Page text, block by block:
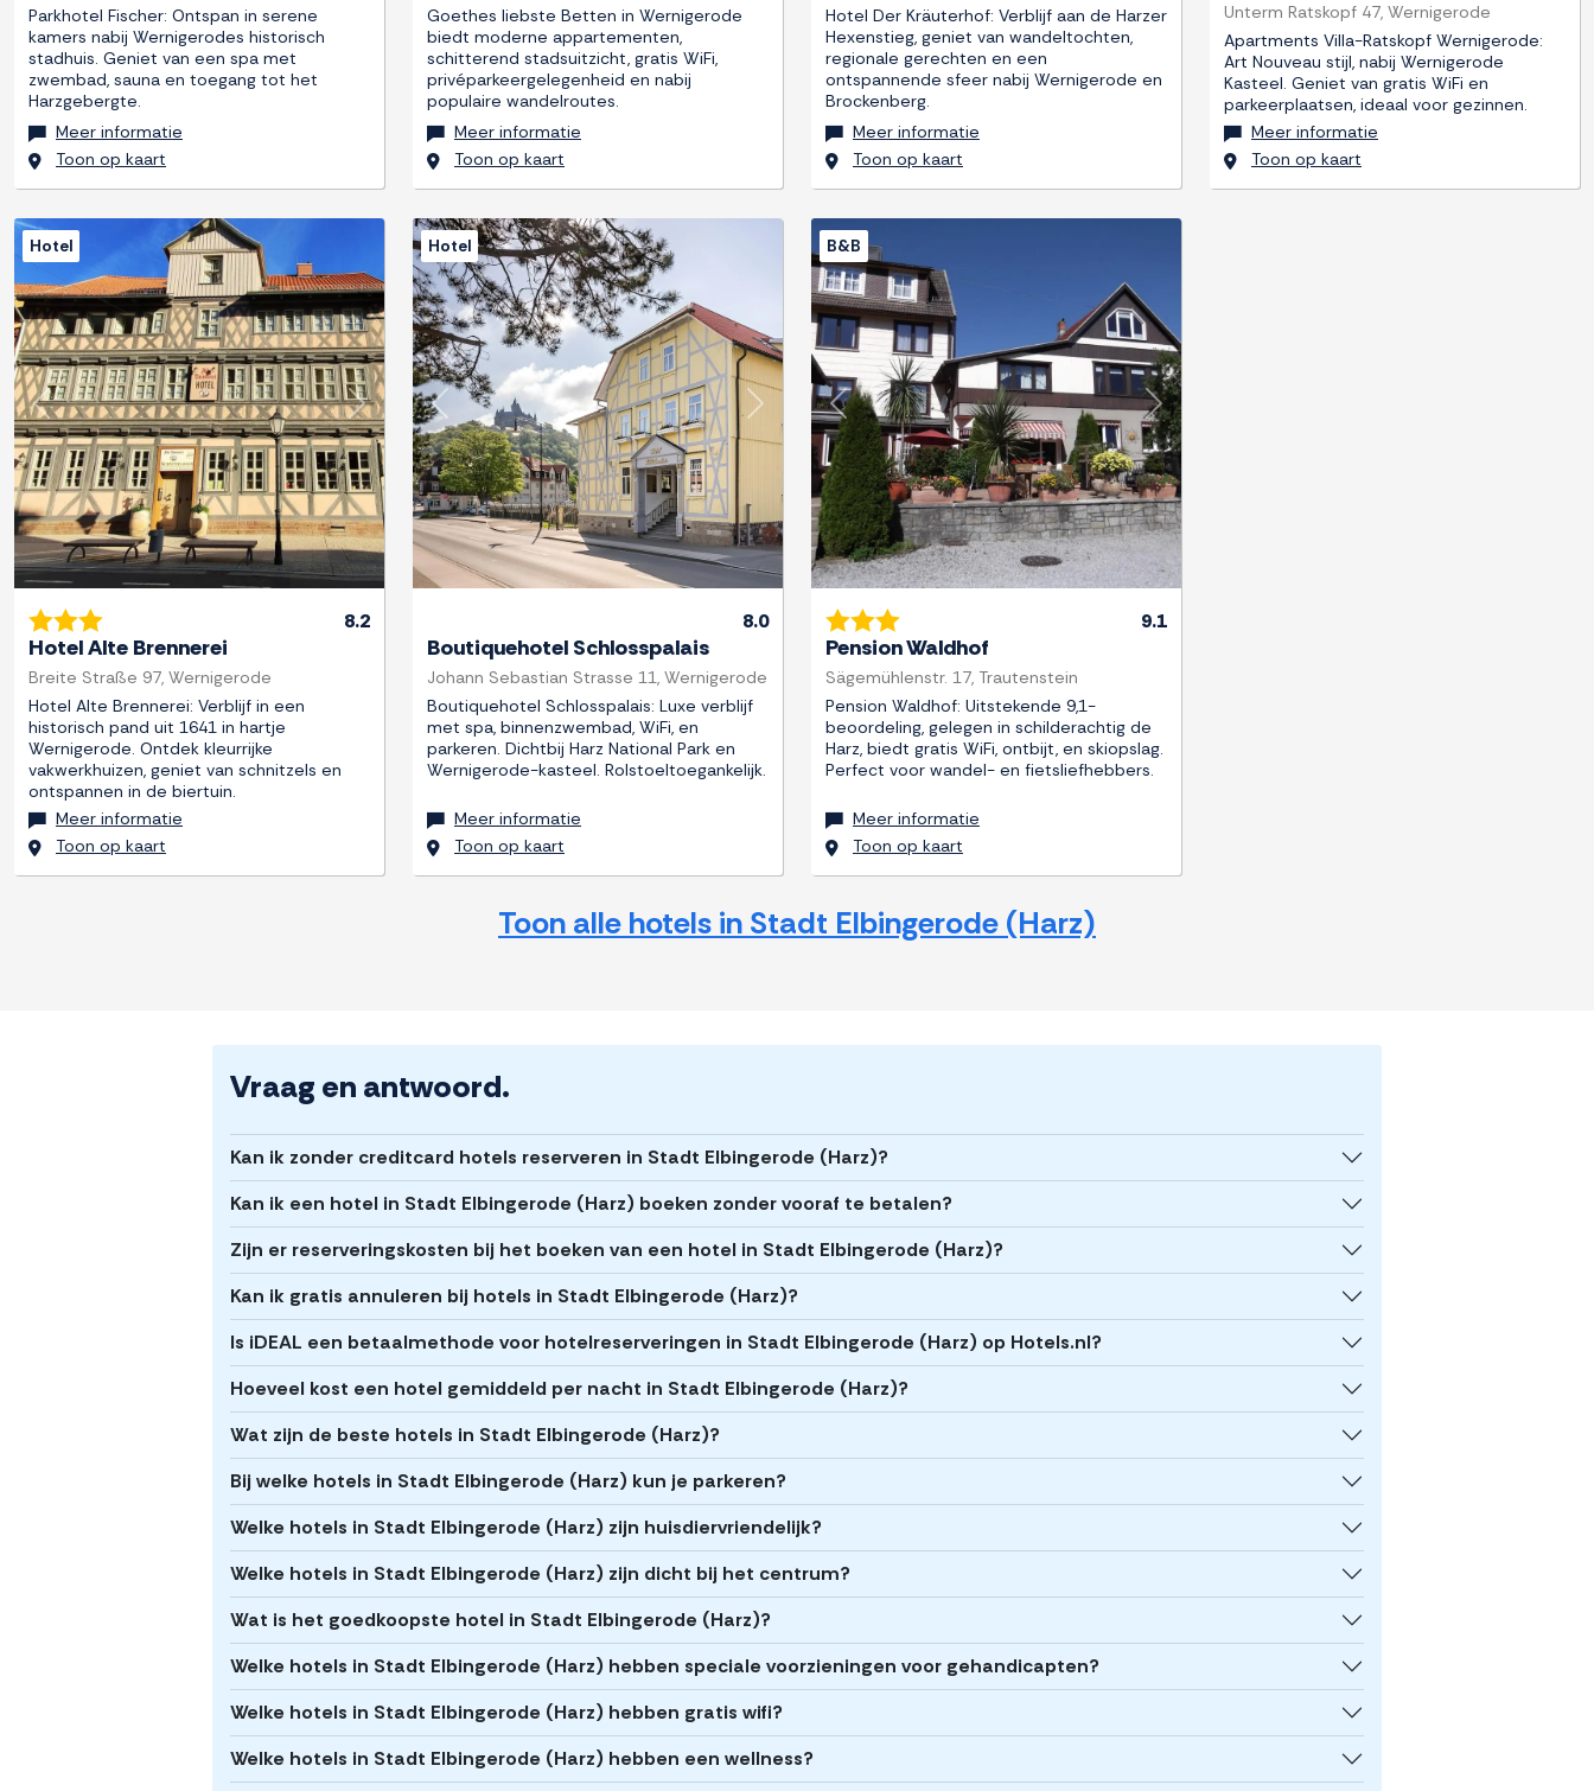
Parkhotel Fischer: Ontspan in serene
kamers nabij Wernigerodes historisch
stadhuis. Geniet van een spa met
zwembad, sauna en toegang tot het
Harzgebergte.
Meer informatie
Toon op kaart
Goethes liebste Betten in Wernigerode
biedt moderne appartementen,
schitterend stadsuitzicht, gratis WiFi,
privéparkeergelegenheid en nabij
populaire wandelroutes.
Meer informatie
Toon op kaart
Hotel Der Kräuterhof: Verblijf aan de Harzer
Hexenstieg, geniet van wandeltochten,
regionale gerechten en een
ontspannende sfeer nabij Wernigerode en
Brockenberg.
Meer informatie
Toon op kaart
Unterm Ratskopf 47, Wernigerode
Apartments Villa-Ratskopf Wernigerode:
Art Nouveau stijl, nabij Wernigerode
Kasteel. Geniet van gratis WiFi en
parkeerplaatsen, ideaal voor gezinnen.
Meer informatie
Toon op kaart
Previous Next
Hotel
8.2
Hotel Alte Brennerei
Breite Straße 97, Wernigerode
Hotel Alte Brennerei: Verblijf in een
historisch pand uit 1641 in hartje
Wernigerode. Ontdek kleurrijke
vakwerkhuizen, geniet van schnitzels en
ontspannen in de biertuin.
Meer informatie
Toon op kaart
Previous Next
Hotel
8.0
Boutiquehotel Schlosspalais
Johann Sebastian Strasse 11, Wernigerode
Boutiquehotel Schlosspalais: Luxe verblijf
met spa, binnenzwembad, WiFi, en
parkeren. Dichtbij Harz National Park en
Wernigerode-kasteel. Rolstoeltoegankelijk.
Meer informatie
Toon op kaart
Previous Next
B&B
9.1
Pension Waldhof
Sägemühlenstr. 17, Trautenstein
Pension Waldhof: Uitstekende 9,1-
beoordeling, gelegen in schilderachtig de
Harz, biedt gratis WiFi, ontbijt, en skiopslag.
Perfect voor wandel- en fietsliefhebbers.
Meer informatie
Toon op kaart
Toon alle hotels in Stadt Elbingerode (Harz)
Vraag en antwoord.
Kan ik zonder creditcard hotels reserveren in Stadt Elbingerode (Harz)?
Kan ik een hotel in Stadt Elbingerode (Harz) boeken zonder vooraf te betalen?
Zijn er reserveringskosten bij het boeken van een hotel in Stadt Elbingerode (Harz)?
Kan ik gratis annuleren bij hotels in Stadt Elbingerode (Harz)?
Is iDEAL een betaalmethode voor hotelreserveringen in Stadt Elbingerode (Harz) op Hotels.nl?
Hoeveel kost een hotel gemiddeld per nacht in Stadt Elbingerode (Harz)?
Wat zijn de beste hotels in Stadt Elbingerode (Harz)?
Bij welke hotels in Stadt Elbingerode (Harz) kun je parkeren?
Welke hotels in Stadt Elbingerode (Harz) zijn huisdiervriendelijk?
Welke hotels in Stadt Elbingerode (Harz) zijn dicht bij het centrum?
Wat is het goedkoopste hotel in Stadt Elbingerode (Harz)?
Welke hotels in Stadt Elbingerode (Harz) hebben speciale voorzieningen voor gehandicapten?
Welke hotels in Stadt Elbingerode (Harz) hebben gratis wifi?
Welke hotels in Stadt Elbingerode (Harz) hebben een wellness?